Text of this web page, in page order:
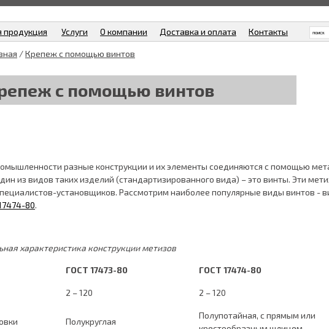
продукция Услуги О компании Доставка и оплата Контакты
/Крепеж с помощью винтов
с помощью винтов
разные конструкции и их элементы соединяются с помощью
из видов таких изделий (стандартизированного вида) – это винты. Эти
установщиков. Рассмотрим наиболее популярные виды винтов -
80.
характеристика конструкции метизов
ГОСТ 17473-80 ГОСТ 17474-80
2 – 120 2 – 120
Полукруглая
Полупотайная, с прямым или